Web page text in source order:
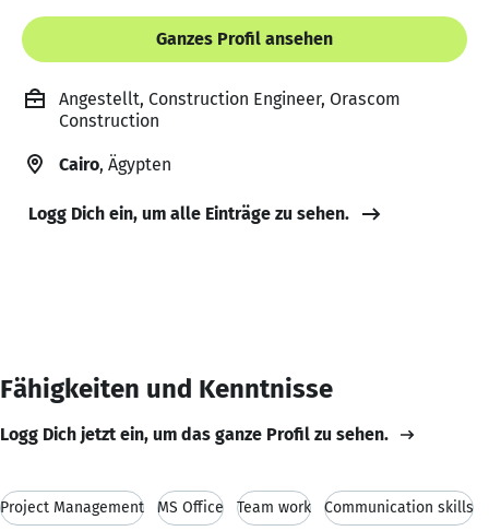
Ganzes Profil ansehen
Angestellt, Construction Engineer, Orascom
Construction
Cairo, Ägypten
Logg Dich ein, um alle Einträge zu sehen.
Fähigkeiten und Kenntnisse
Logg Dich jetzt ein, um das ganze Profil zu sehen.
Project Management MS Office Team work Communication skills